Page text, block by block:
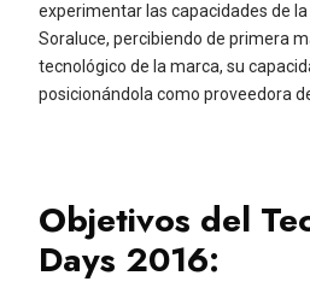
experimentar las capacidades de
Soraluce, percibiendo de primera
tecnológico de la marca, su
posicionándola como proveedora
Objetivos del
Days 2016: